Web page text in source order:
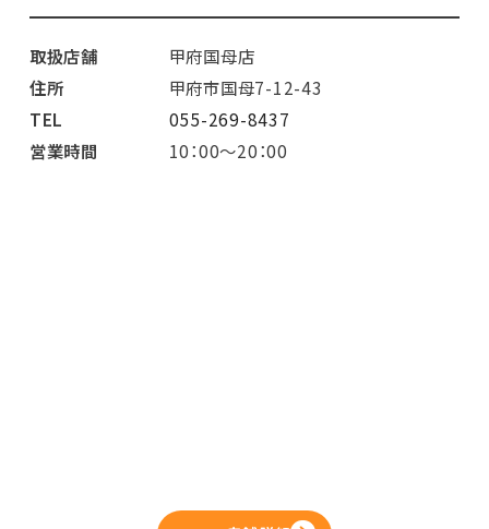
取扱店舗
甲府国母店
住所
甲府市国母7-12-43
TEL
055-269-8437
営業時間
10：00～20：00